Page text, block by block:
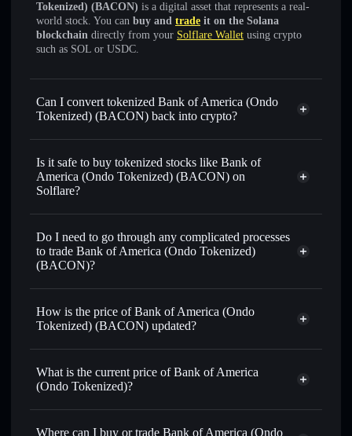
Tokenized) (BACON) is a digital asset that represents a real-
world stock. You can buy and trade it on the Solana
blockchain directly from your Solflare Wallet using crypto
such as SOL or USDC.
Can I convert tokenized Bank of America (Ondo
Tokenized) (BACON) back into crypto?
Bank of America (Ondo
Is it safe to buy tokenized stocks like Bank of
America (Ondo Tokenized) (BACON) on
Solflare?
1:1 backed,
Do I need to go through any complicated processes
to trade Bank of America (Ondo Tokenized)
(BACON)?
How is the price of Bank of America (Ondo
Tokenized) (BACON) updated?
Bank of America (Ondo Tokenized)
What is the current price of Bank of America
(Ondo Tokenized)?
Bank of America (Ondo Tokenized)
Where can I buy or trade Bank of America (Ondo